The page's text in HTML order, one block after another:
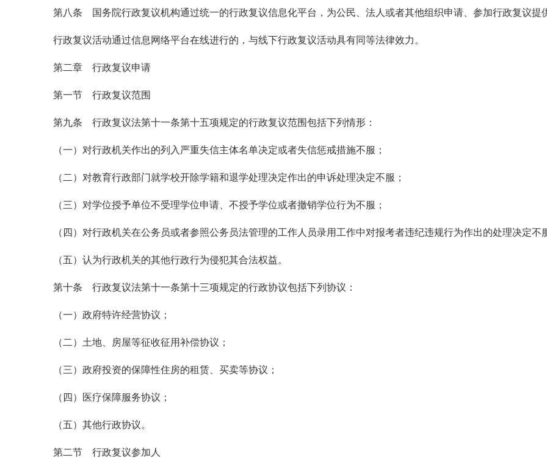
第八条 国务院行政复议机构通过统一的行政复议信息化平台，为公民、法人或者其他组织申请、参加行政复议提
行政复议活动通过信息网络平台在线进行的，与线下行政复议活动具有同等法律效力。
第二章 行政复议申请
第一节 行政复议范围
第九条 行政复议法第十一条第十五项规定的行政复议范围包括下列情形：
（一）对行政机关作出的列入严重失信主体名单决定或者失信惩戒措施不服；
（二）对教育行政部门就学校开除学籍和退学处理决定作出的申诉处理决定不服；
（三）对学位授予单位不受理学位申请、不授予学位或者撤销学位行为不服；
（四）对行政机关在公务员或者参照公务员法管理的工作人员录用工作中对报考者违纪违规行为作出的处理决定不
（五）认为行政机关的其他行政行为侵犯其合法权益。
第十条 行政复议法第十一条第十三项规定的行政协议包括下列协议：
（一）政府特许经营协议；
（二）土地、房屋等征收征用补偿协议；
（三）政府投资的保障性住房的租赁、买卖等协议；
（四）医疗保障服务协议；
（五）其他行政协议。
第二节 行政复议参加人